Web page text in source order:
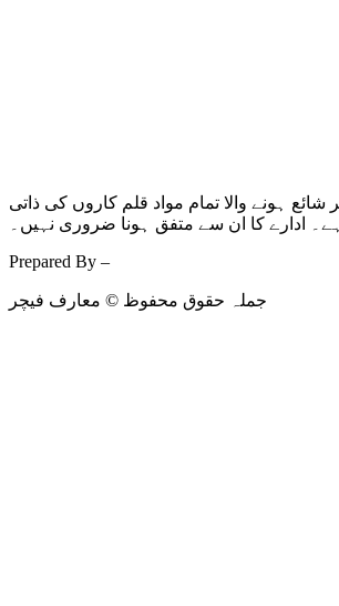
ہونے والا تمام مواد قلم کاروں کی ذاتی
ہے۔ ادارے کا ان سے متفق ہونا ضروری نہیں۔
Prepared By –
جملہ حقوق محفوظ © معارف فیچر